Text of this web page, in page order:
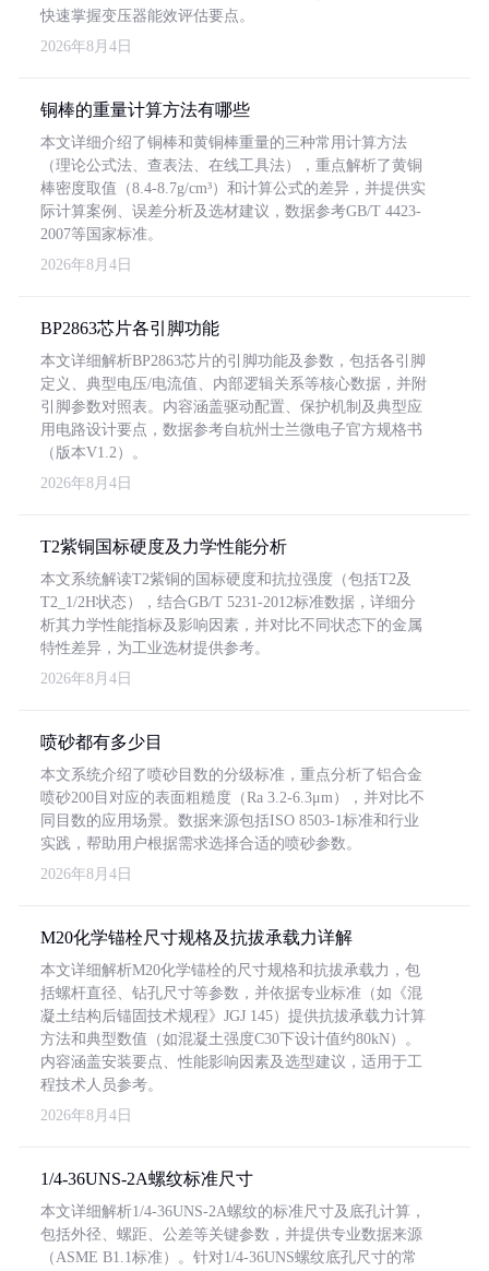
快速掌握变压器能效评估要点。
2026年8月4日
铜棒的重量计算方法有哪些
本文详细介绍了铜棒和黄铜棒重量的三种常用计算方法
（理论公式法、查表法、在线工具法），重点解析了黄铜
棒密度取值（8.4-8.7g/cm³）和计算公式的差异，并提供实
际计算案例、误差分析及选材建议，数据参考GB/T 4423-
2007等国家标准。
2026年8月4日
BP2863芯片各引脚功能
本文详细解析BP2863芯片的引脚功能及参数，包括各引脚
定义、典型电压/电流值、内部逻辑关系等核心数据，并附
引脚参数对照表。内容涵盖驱动配置、保护机制及典型应
用电路设计要点，数据参考自杭州士兰微电子官方规格书
（版本V1.2）。
2026年8月4日
T2紫铜国标硬度及力学性能分析
本文系统解读T2紫铜的国标硬度和抗拉强度（包括T2及
T2_1/2H状态），结合GB/T 5231-2012标准数据，详细分
析其力学性能指标及影响因素，并对比不同状态下的金属
特性差异，为工业选材提供参考。
2026年8月4日
喷砂都有多少目
本文系统介绍了喷砂目数的分级标准，重点分析了铝合金
喷砂200目对应的表面粗糙度（Ra 3.2-6.3μm），并对比不
同目数的应用场景。数据来源包括ISO 8503-1标准和行业
实践，帮助用户根据需求选择合适的喷砂参数。
2026年8月4日
M20化学锚栓尺寸规格及抗拔承载力详解
本文详细解析M20化学锚栓的尺寸规格和抗拔承载力，包
括螺杆直径、钻孔尺寸等参数，并依据专业标准（如《混
凝土结构后锚固技术规程》JGJ 145）提供抗拔承载力计算
方法和典型数值（如混凝土强度C30下设计值约80kN）。
内容涵盖安装要点、性能影响因素及选型建议，适用于工
程技术人员参考。
2026年8月4日
1/4-36UNS-2A螺纹标准尺寸
本文详细解析1/4-36UNS-2A螺纹的标准尺寸及底孔计算，
包括外径、螺距、公差等关键参数，并提供专业数据来源
（ASME B1.1标准）。针对1/4-36UNS螺纹底孔尺寸的常